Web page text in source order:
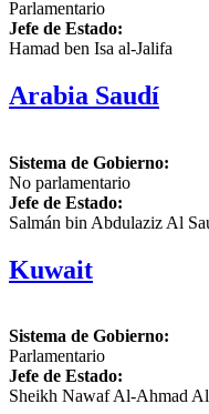
Parlamentario
Jefe de Estado:
Hamad ben Isa al-Jalifa
Arabia Saudí
Sistema de Gobierno:
No parlamentario
Jefe de Estado:
Salmán bin Abdulaziz Al
Kuwait
Sistema de Gobierno:
Parlamentario
Jefe de Estado:
Sheikh Nawaf Al-Ahmad